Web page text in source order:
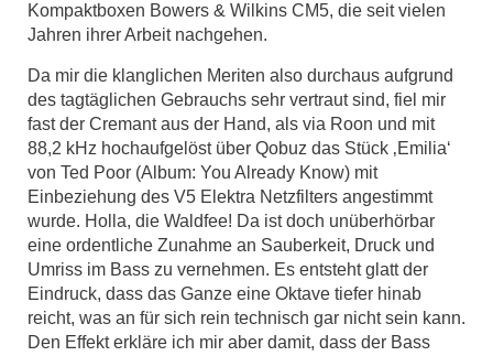
Kompaktboxen Bowers & Wilkins CM5, die seit vielen
Jahren ihrer Arbeit nachgehen.
Da mir die klanglichen Meriten also durchaus aufgrund
des tagtäglichen Gebrauchs sehr vertraut sind, fiel mir
fast der Cremant aus der Hand, als via Roon und mit
88,2 kHz hochaufgelöst über Qobuz das Stück ‚Emilia‘
von Ted Poor (Album: You Already Know) mit
Einbeziehung des V5 Elektra Netzfilters angestimmt
wurde. Holla, die Waldfee! Da ist doch unüberhörbar
eine ordentliche Zunahme an Sauberkeit, Druck und
Umriss im Bass zu vernehmen. Es entsteht glatt der
Eindruck, dass das Ganze eine Oktave tiefer hinab
reicht, was an für sich rein technisch gar nicht sein kann.
Den Effekt erkläre ich mir aber damit, dass der Bass